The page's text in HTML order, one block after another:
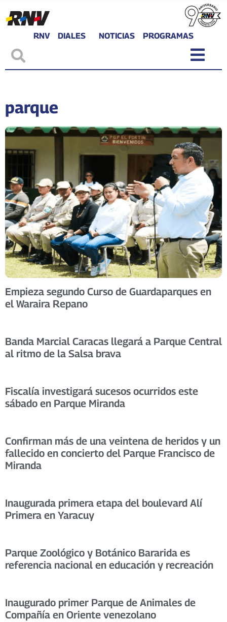
RNV DIALES NOTICIAS PROGRAMAS
parque
Empieza segundo Curso de Guardaparques en
el Waraira Repano
Banda Marcial Caracas llegará a Parque Central
al ritmo de la Salsa brava
Fiscalía investigará sucesos ocurridos este
sábado en Parque Miranda
Confirman más de una veintena de heridos y un
fallecido en concierto del Parque Francisco de
Miranda
Inaugurada primera etapa del boulevard Alí
Primera en Yaracuy
Parque Zoológico y Botánico Bararida es
referencia nacional en educación y recreación
Inaugurado primer Parque de Animales de
Compañía en Oriente venezolano